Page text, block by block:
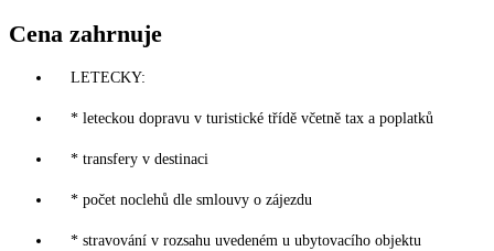
Cena zahrnuje
LETECKY:
* leteckou dopravu v turistické třídě včetně tax a poplatků
* transfery v destinaci
* počet noclehů dle smlouvy o zájezdu
* stravování v rozsahu uvedeném u ubytovacího objektu